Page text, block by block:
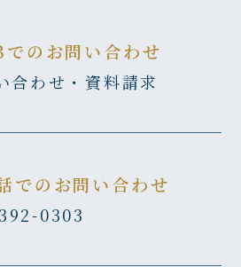
のお問い合わせ
合わせ・資料請求
でのお問い合わせ
0303